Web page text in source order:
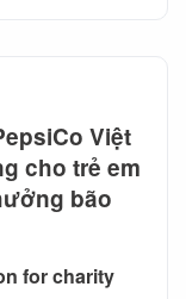
Việt
cho trẻ em
bão
for charity